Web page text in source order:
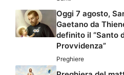
Oggi 7 agosto,
Gaetano da
definito il “Santo
Provvidenza”
Preghiere